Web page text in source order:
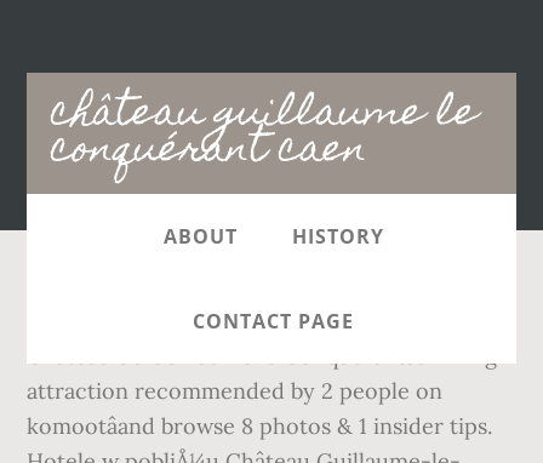
château guillaume le
conquérant caen
Main
navigation
ABOUT HISTORY
CONTACT PAGE
Discover everything you need to know about
attraction recommended by 2 people on
komootâand browse 8 photos & 1 insider tips.